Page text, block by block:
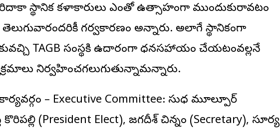
స్థానిక కళాకారులు ఎంతో ఉత్సాహంగా ముందుకురావటం
తెలుగువారందరికీ గర్వకారణం అన్నారు. అలాగే స్థానికంగా
TAGB సంస్థకి ఉదారంగా ధనసహాయం చేయటంవల్లనే
నిర్వహించగలుగుతున్నామన్నారు.
– Executive Committee: సుధ మూల్పూర్
కొరిపల్లి (President Elect), జగదీశ్ చిన్నం (Secretary), సూర్య